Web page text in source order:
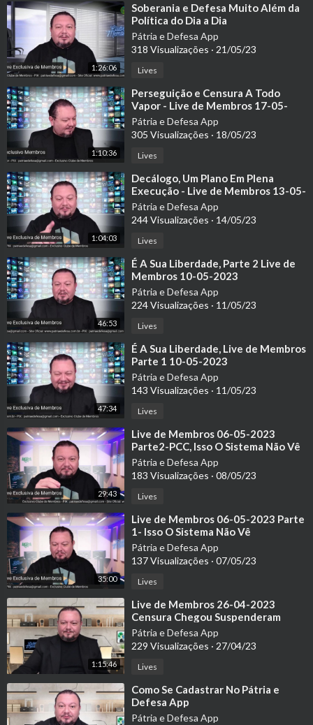
1:26:06
⁣Soberania e Defesa Muito Além da
Política do Dia a Dia
Pátria e Defesa App
318 Visualizações · 21/05/23
Lives
1:10:36
⁣Perseguição e Censura A Todo
Vapor - Live de Membros 17-05-
2023
Pátria e Defesa App
305 Visualizações · 18/05/23
Lives
1:04:03
⁣Decálogo, Um Plano Em Plena
Execução - Live de Membros 13-05-
2023
Pátria e Defesa App
244 Visualizações · 14/05/23
Lives
46:53
⁣É A Sua Liberdade, Parte 2 Live de
Membros 10-05-2023
Pátria e Defesa App
224 Visualizações · 11/05/23
Lives
47:34
⁣É A Sua Liberdade, Live de Membros
Parte 1 10-05-2023
Pátria e Defesa App
143 Visualizações · 11/05/23
Lives
29:43
⁣⁣⁣Live de Membros 06-05-2023
Parte2-PCC, Isso O Sistema Não Vê
Pátria e Defesa App
183 Visualizações · 08/05/23
Lives
35:00
⁣Live de Membros 06-05-2023 Parte
1- Isso O Sistema Não Vê
Pátria e Defesa App
137 Visualizações · 07/05/23
Lives
1:15:46
⁣Live de Membros 26-04-2023
Censura Chegou Suspenderam
Telegram no Brasil. Teste de
Tolerância para o
Pátria e Defesa App
229 Visualizações · 27/04/23
Lives
⁣Como Se Cadastrar No Pátria e
Defesa App
Pátria e Defesa App